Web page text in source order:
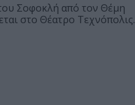
Σοφοκλή από τον Θέμη
στο Θέατρο Τεχνόπολις.